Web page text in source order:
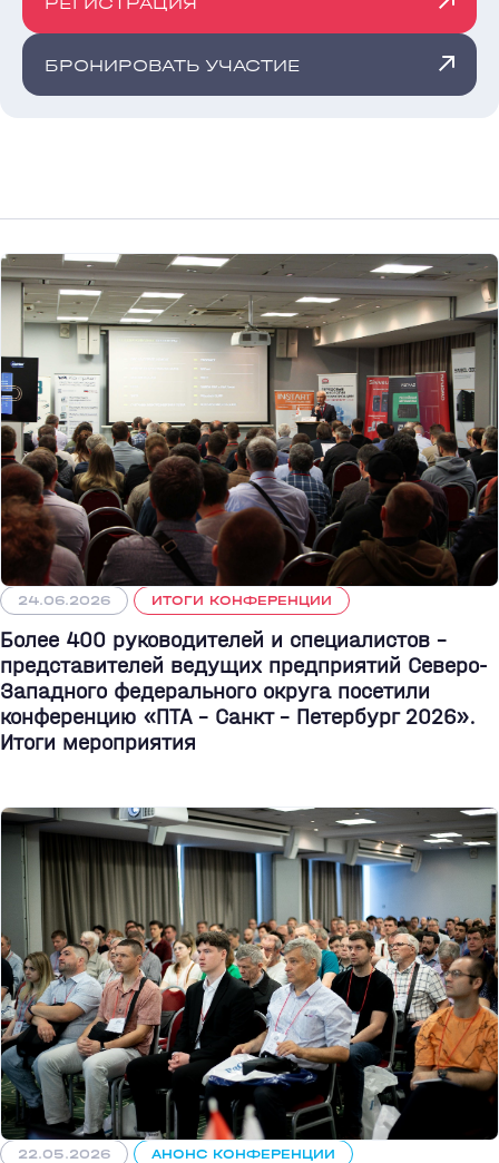
БРОНИРОВАТЬ УЧАСТИЕ
24.06.2026 ИТОГИ КОНФЕРЕНЦИИ
Более 400 руководителей и специалистов –
представителей ведущих предприятий Северо-
Западного федерального округа посетили
конференцию «ПТА – Санкт - Петербург 2026».
Итоги мероприятия
22.05.2026 АНОНС КОНФЕРЕНЦИИ